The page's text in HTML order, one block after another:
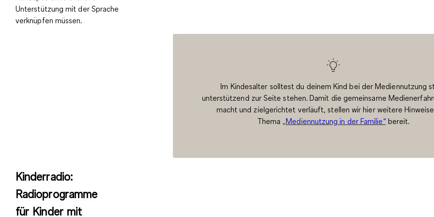
Unterstützung mit der Sprache
verknüpfen müssen.
Im Kindesalter solltest du deinem Kind bei der Mediennutzung
unterstützend zur Seite stehen. Damit die gemeinsame
macht und zielgerichtet verläuft, stellen wir hier weitere
Thema „Mediennutzung in der Familie“bereit.
Kinderradio:
Radioprogramme
für Kinder mit